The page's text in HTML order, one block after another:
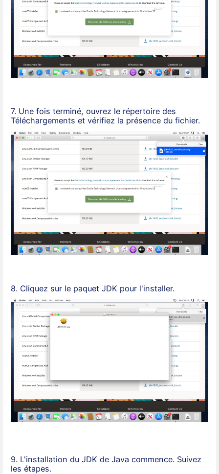
7. Une fois terminé, ouvrez le répertoire des
Téléchargements et vérifiez la présence du fichier.
8. Cliquez sur le paquet JDK pour l'installer.
9. L'installation du JDK de Java commence. Suivez
les étapes.